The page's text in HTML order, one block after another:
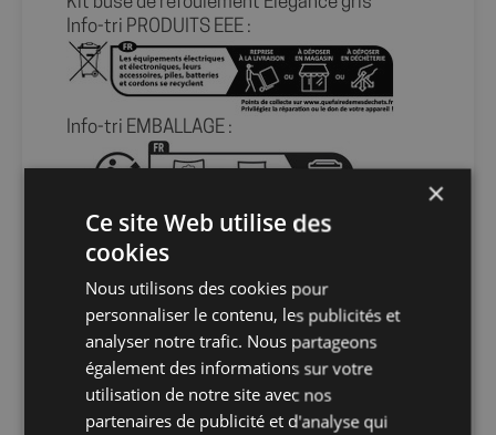
Info-tri PRODUITS EEE :
Info-tri EMBALLAGE :
En savoir plus sur le tri de nos emballages et
de nos produits
Packaging sans packaging
Nombre par
unité
1
×
Ce site Web utilise des
cookies
Nous utilisons des cookies pour
personnaliser le contenu, les publicités et
analyser notre trafic. Nous partageons
également des informations sur votre
utilisation de notre site avec nos
partenaires de publicité et d'analyse qui